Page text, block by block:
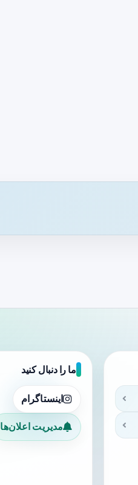
ما را دنبال کنید
اینستاگرام
مدیریت اعلان‌ها